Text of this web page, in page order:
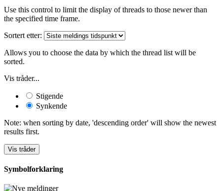
Use this control to limit the display of threads to those newer than
the specified time frame.
Sortert etter:
Allows you to choose the data by which the thread list will be
sorted.
Vis tråder...
Stigende
Synkende
Note: when sorting by date, 'descending order' will show the newest
results first.
Symbolforklaring